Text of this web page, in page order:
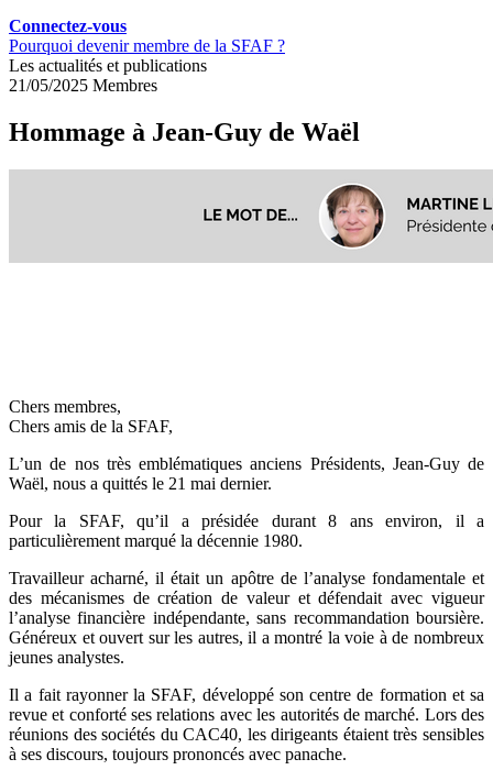
Connectez-vous
Pourquoi devenir membre de la SFAF ?
Les actualités et publications
21/05/2025 Membres
Hommage à Jean-Guy de Waël
Chers membres,
Chers amis de la SFAF,
L’un de nos très emblématiques anciens Présidents, Jean-Guy de
Waël, nous a quittés le 21 mai dernier.
Pour la SFAF, qu’il a présidée durant 8 ans environ, il a
particulièrement marqué la décennie 1980.
Travailleur acharné, il était un apôtre de l’analyse fondamentale et
des mécanismes de création de valeur et défendait avec vigueur
l’analyse financière indépendante, sans recommandation boursière.
Généreux et ouvert sur les autres, il a montré la voie à de nombreux
jeunes analystes.
Il a fait rayonner la SFAF, développé son centre de formation et sa
revue et conforté ses relations avec les autorités de marché. Lors des
réunions des sociétés du CAC40, les dirigeants étaient très sensibles
à ses discours, toujours prononcés avec panache.